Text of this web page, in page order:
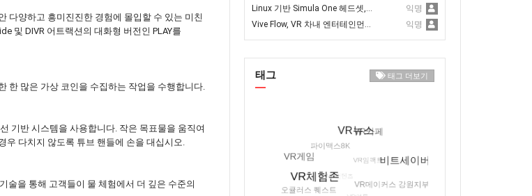
다양하고 흥미진진한 경험에 몰입할 수 있는 미친
및 DIVR 어트랙션의 대화형 버전인 PLAY를
한 많은 가상 코인을 수집하는 작업을 수행합니다.
기반 시스템을 사용합니다. 작은 목표물을 움직여
우 다치지 않도록 튜브 핸들에 손을 대십시오.
술을 통해 고객들이 물 체험에서 더 깊은 수준의
Linux 기반 Simula One 헤드셋, 사전 예약 오픈
익명
Vive Flow, VR 차내 엔터테인먼트에서 홀로라이드와 제휴
익명
태그 태그 더보기